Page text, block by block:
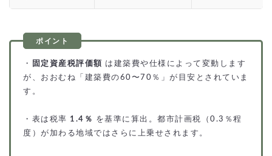
・ 固定資産税評価額 は建築費や仕様によって変動します
が、おおむね「建築費の60〜70％」が目安とされていま
す。
・表は税率 1.4％
を基準に算出。都市計画税（0.3％程
度）が加わる地域ではさらに上乗せされます。